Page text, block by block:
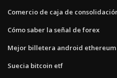
Comercio de caja de
Cómo saber la señal de forex
Mejor billetera android
Suecia bitcoin etf